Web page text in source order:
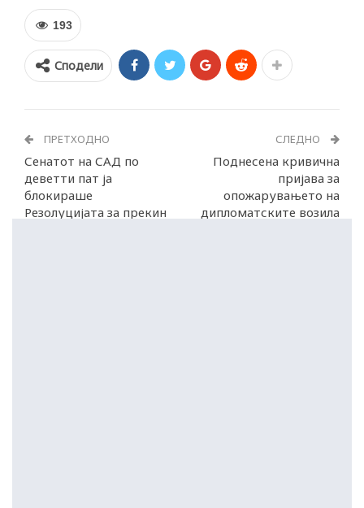
193
Сподели
ПРЕТХОДНО
Сенатот на САД по
деветти пат ја
блокираше
Резолуцијата за прекин
СЛЕДНО
Поднесена кривична
пријава за
опожарувањето на
дипломатските возила